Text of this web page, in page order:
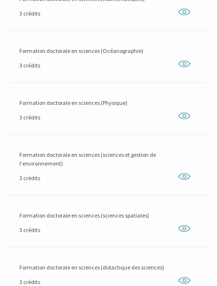
3 crédits
Formation doctorale en sciences (Océanographie)
3 crédits
Formation doctorale en sciences (Physique)
3 crédits
Formation doctorale en sciences (sciences et gestion de
l'environnement)
3 crédits
Formation doctorale en sciences (sciences spatiales)
3 crédits
Formation doctorale en sciences (didactique des sciences)
3 crédits